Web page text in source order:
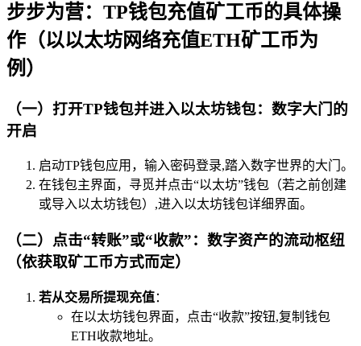
步步为营：TP钱包充值矿工币的具体操
作（以以太坊网络充值ETH矿工币为
例）
（一）打开TP钱包并进入以太坊钱包：数字大门的
开启
启动TP钱包应用，输入密码登录,踏入数字世界的大门。
在钱包主界面，寻觅并点击“以太坊”钱包（若之前创建
或导入以太坊钱包）,进入以太坊钱包详细界面。
（二）点击“转账”或“收款”：数字资产的流动枢纽
（依获取矿工币方式而定）
若从交易所提现充值：
在以太坊钱包界面，点击“收款”按钮,复制钱包
ETH收款地址。